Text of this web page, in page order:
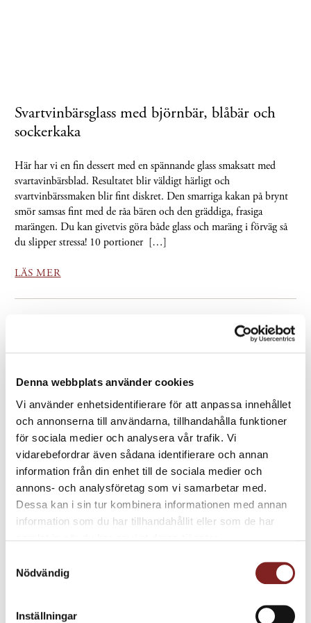
Denna webbplats använder cookies
Vi använder enhetsidentifierare för att anpassa innehållet
och annonserna till användarna, tillhandahålla funktioner
för sociala medier och analysera vår trafik. Vi
vidarebefordrar även sådana identifierare och annan
information från din enhet till de sociala medier och
annons- och analysföretag som vi samarbetar med.
Dessa kan i sin tur kombinera informationen med annan
information som du har tillhandahållit eller som de har
Nödvändig
Inställningar
Svartvinbärsglass med björnbär, blåbär och
sockerkaka
Här har vi en fin dessert med en spännande glass smaksatt med
svartavinbärsblad. Resultatet blir väldigt härligt och
svartvinbärssmaken blir fint diskret. Den smarriga kakan på brynt
smör samsas fint med de råa bären och den gräddiga, frasiga
marängen. Du kan givetvis göra både glass och maräng i förväg så
du slipper stressa! 10 portioner […]
LÄS MER